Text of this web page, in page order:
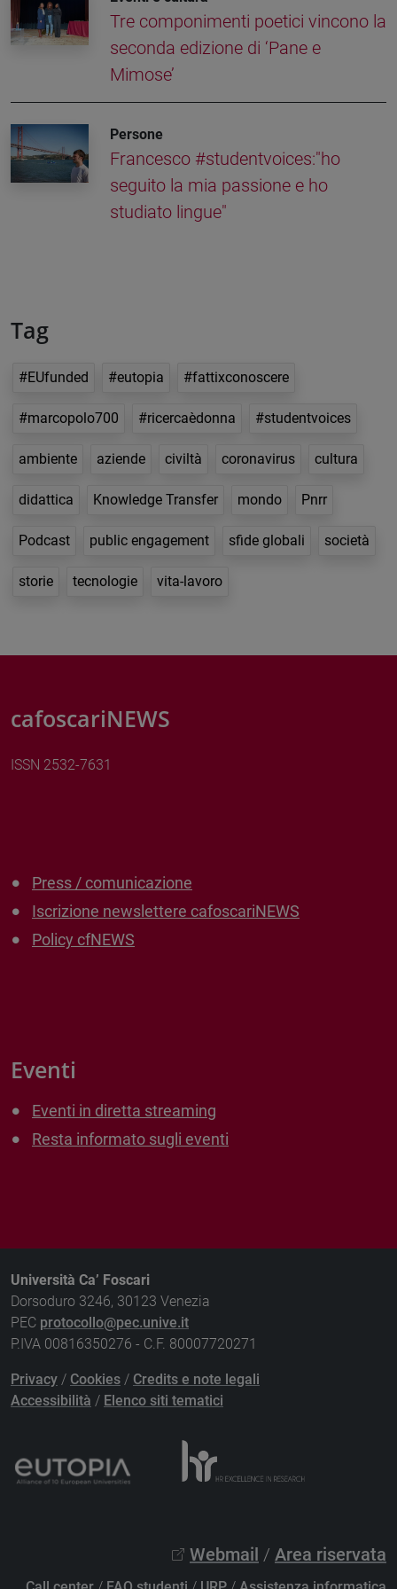
Tre componimenti poetici vincono la
seconda edizione di ‘Pane e
Mimose’
Persone
Francesco #studentvoices:"ho
seguito la mia passione e ho
studiato lingue"
Tag
#EUfunded #eutopia #fattixconoscere
#marcopolo700 #ricercaèdonna #studentvoices
ambiente aziende civiltà coronavirus cultura
didattica Knowledge Transfer mondo Pnrr
Podcast public engagement sfide globali società
storie tecnologie vita-lavoro
cafoscariNEWS
ISSN 2532-7631
Press / comunicazione
Iscrizione newslettere cafoscariNEWS
Policy cfNEWS
Eventi
Eventi in diretta streaming
Resta informato sugli eventi
Università Ca’ Foscari
Dorsoduro 3246, 30123 Venezia
PEC protocollo@pec.unive.it
P.IVA 00816350276 - C.F. 80007720271
Privacy / Cookies / Credits e note legali
Accessibilità / Elenco siti tematici
Webmail / Area riservata